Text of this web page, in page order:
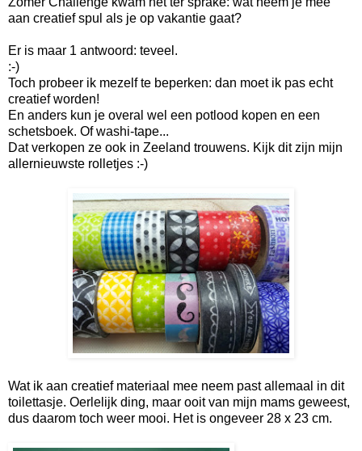
aan creatief spul als je op vakantie gaat?
Er is maar 1 antwoord: teveel.
:-)
Toch probeer ik mezelf te beperken: dan moet ik pas echt
creatief worden!
En anders kun je overal wel een potlood kopen en een
schetsboek. Of washi-tape...
Dat verkopen ze ook in Zeeland trouwens. Kijk dit zijn mijn
allernieuwste rolletjes :-)
Wat ik aan creatief materiaal mee neem past allemaal in dit
toilettasje. Oerlelijk ding, maar ooit van mijn mams geweest,
dus daarom toch weer mooi. Het is ongeveer 28 x 23 cm.